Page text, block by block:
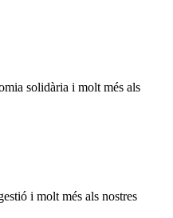
solidària i molt més als
i molt més als nostres